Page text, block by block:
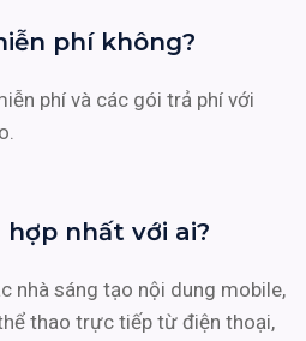
phí không?
phí và các gói trả phí với
hợp nhất với ai?
nhà sáng tạo nội dung mobile,
thao trực tiếp từ điện thoại,